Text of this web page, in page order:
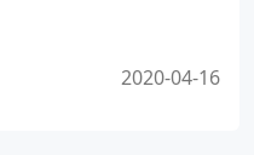
2020-04-16